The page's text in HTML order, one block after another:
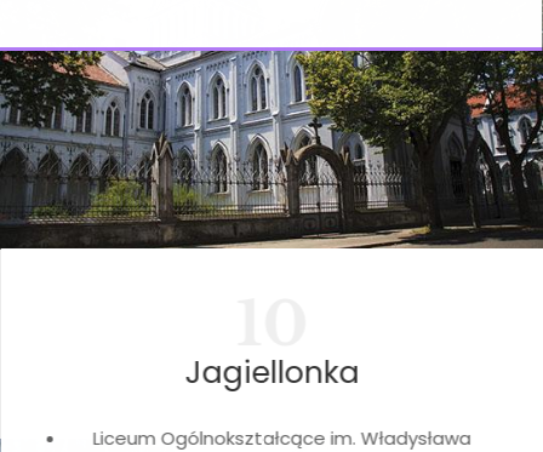
Jagiellonka
Liceum Ogólnokształcące im. Władysława